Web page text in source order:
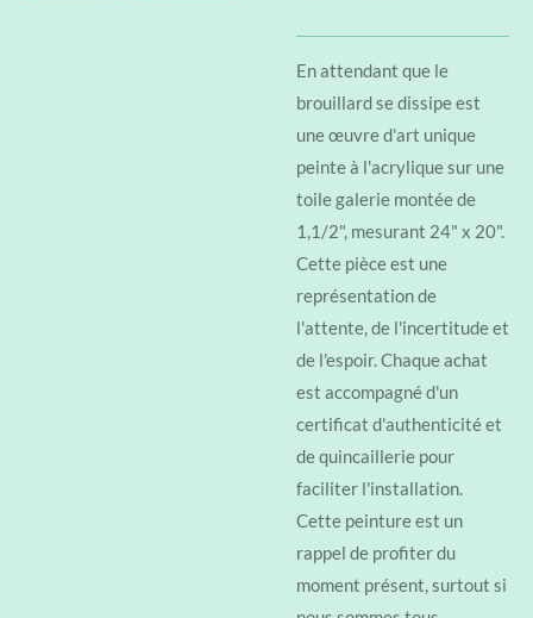
En attendant que le
brouillard se dissipe est
une œuvre d'art unique
peinte à l'acrylique sur une
toile galerie montée de
1,1/2", mesurant 24" x 20".
Cette pièce est une
représentation de
l'attente, de l'incertitude et
de l'espoir. Chaque achat
est accompagné d'un
certificat d'authenticité et
de quincaillerie pour
faciliter l'installation.
Cette peinture est un
rappel de profiter du
moment présent, surtout si